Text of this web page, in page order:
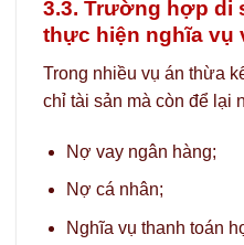
3.3. Trường hợp di
thực hiện nghĩa
Trong nhiều vụ án thừa
chỉ tài sản mà còn để lại
Nợ vay ngân hàng;
Nợ cá nhân;
Nghĩa vụ thanh toán